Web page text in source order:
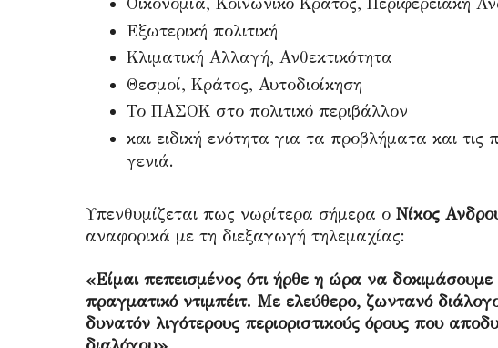
Εξωτερική πολιτική
Κλιματική Αλλαγή, Ανθεκτικότητα
Θεσμοί, Κράτος, Αυτοδιοίκηση
Το ΠΑΣΟΚ στο πολιτικό περιβάλλον
και ειδική ενότητα για τα προβλήματα και τις
γενιά.
Υπενθυμίζεται πως νωρίτερα σήμερα ο Νίκος
αναφορικά με τη διεξαγωγή τηλεμαχίας:
«Είμαι πεπεισμένος ότι ήρθε η ώρα να
πραγματικό ντιμπέιτ. Με ελεύθερο, ζωντανό
δυνατόν λιγότερους περιοριστικούς όρους που